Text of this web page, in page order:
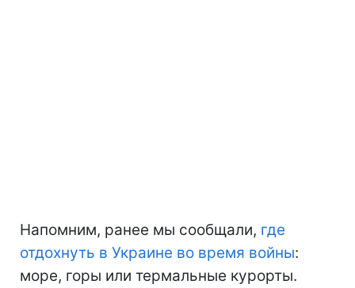
Напомним, ранее мы сообщали, где
отдохнуть в Украине во время войны:
море, горы или термальные курорты.